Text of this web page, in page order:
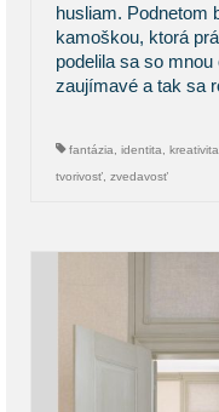
husliam. Podnetom
kamoškou, ktorá
podelila sa so
zaujímavé a tak sa
fantázia identita kreativita
tvorivosť zvedavosť